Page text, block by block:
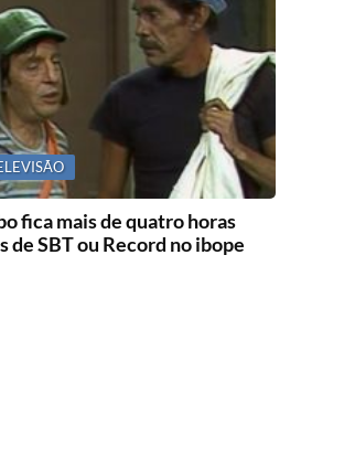
fica mais de quatro horas
de SBT ou Record no ibope